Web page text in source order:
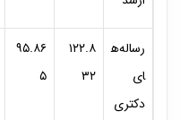
رساله‌ه
ای
دکتری
۱۲۲.۸
۳۲
۹۵.۸۶
۵